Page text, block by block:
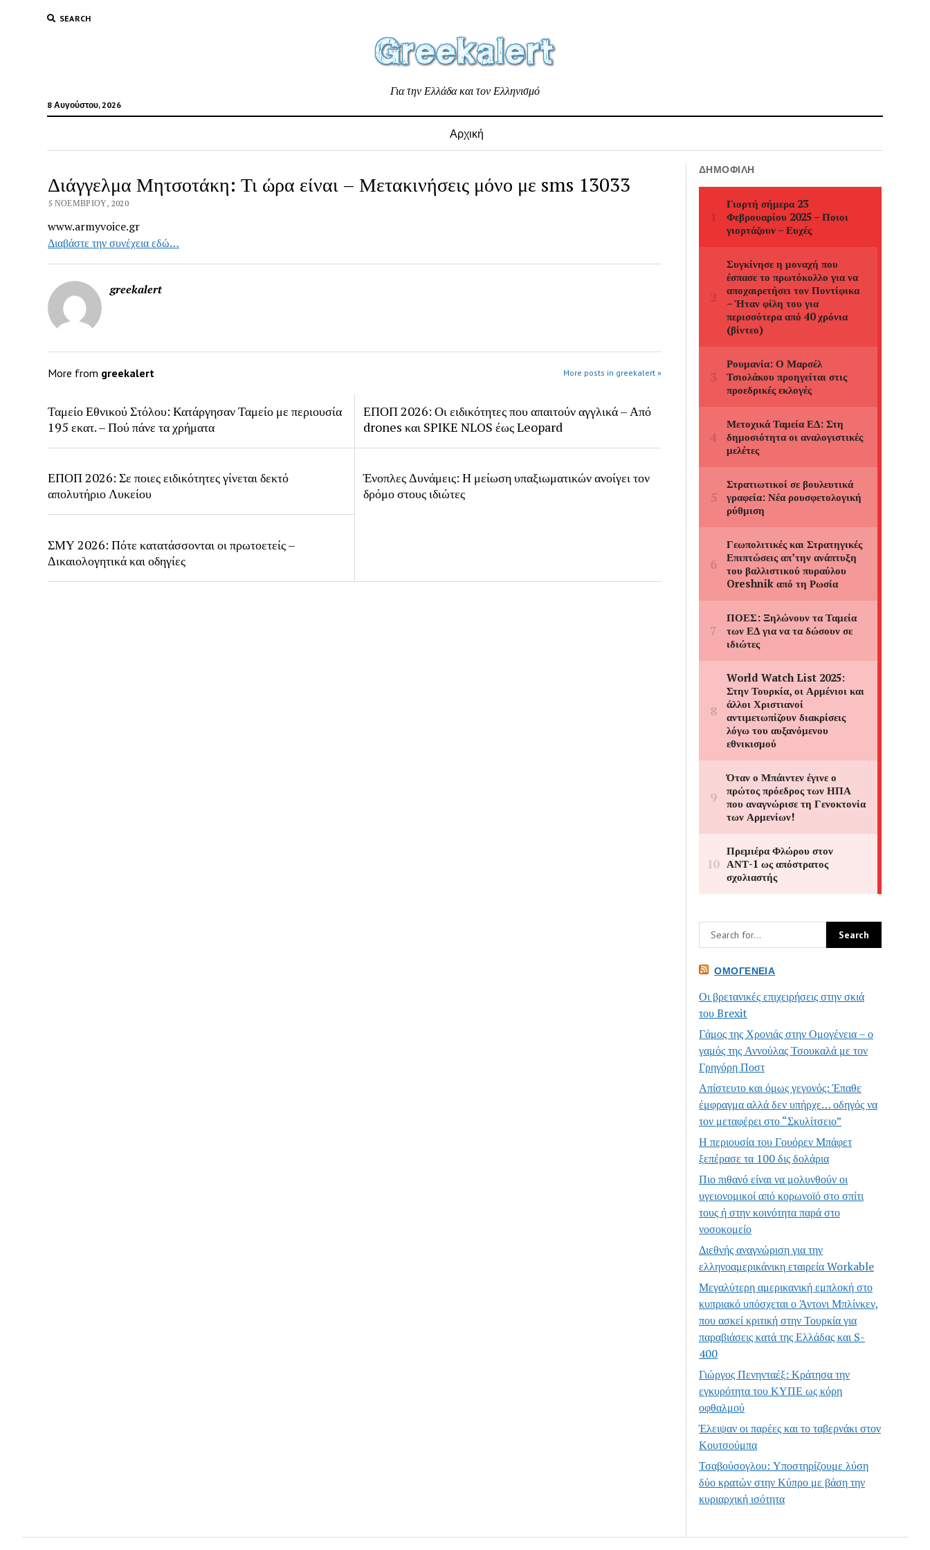
SEARCH
8 Αυγούστου, 2026
Για την Ελλάδα και τον Ελληνισμό
Αρχική
Διάγγελμα Μητσοτάκη: Τι ώρα είναι – Μετακινήσεις μόνο με sms 13033
5 ΝΟΕΜΒΡΊΟΥ, 2020
www.armyvoice.gr
Διαβάστε την συνέχεια εδώ…
greekalert
More from greekalert More posts in greekalert »
Ταμείο Εθνικού Στόλου: Κατάργησαν Ταμείο με περιουσία
195 εκατ. – Πού πάνε τα χρήματα
ΕΠΟΠ 2026: Οι ειδικότητες που απαιτούν αγγλικά – Από
drones και SPIKE NLOS έως Leopard
ΕΠΟΠ 2026: Σε ποιες ειδικότητες γίνεται δεκτό
απολυτήριο Λυκείου
Ένοπλες Δυνάμεις: Η μείωση υπαξιωματικών ανοίγει τον
δρόμο στους ιδιώτες
ΣΜΥ 2026: Πότε κατατάσσονται οι πρωτοετείς –
Δικαιολογητικά και οδηγίες
ΔΗΜΟΦΙΛΉ
ΟΜΟΓΈΝΕΙΑ
Οι βρετανικές επιχειρήσεις στην σκιά
του Brexit
Γάμος της Χρονιάς στην Ομογένεια – ο
γαμός της Αννούλας Τσουκαλά με τον
Γρηγόρη Ποστ
Απίστευτο και όμως γεγονός: Έπαθε
έμφραγμα αλλά δεν υπήρχε… οδηγός να
τον μεταφέρει στο “Σκυλίτσειο”
Η περιουσία του Γουόρεν Μπάφετ
ξεπέρασε τα 100 δις δολάρια
Πιο πιθανό είναι να μολυνθούν οι
υγειονομικοί από κορωνοϊό στο σπίτι
τους ή στην κοινότητα παρά στο
νοσοκομείο
Διεθνής αναγνώριση για την
ελληνοαμερικάνικη εταιρεία Workable
Μεγαλύτερη αμερικανική εμπλοκή στο
κυπριακό υπόσχεται ο Άντονι Μπλίνκεν,
που ασκεί κριτική στην Τουρκία για
παραβιάσεις κατά της Ελλάδας και S-
400
Γιώργος Πενηνταέξ: Κράτησα την
εγκυρότητα του ΚΥΠΕ ως κόρη
οφθαλμού
Έλειψαν οι παρέες και το ταβερνάκι στον
Κουτσούμπα
Τσαβούσογλου: Υποστηρίζουμε λύση
δύο κρατών στην Κύπρο με βάση την
κυριαρχική ισότητα